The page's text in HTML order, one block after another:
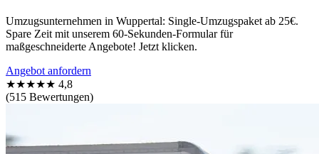
Umzugsunternehmen in Wuppertal: Single-Umzugspaket ab 25€.
Spare Zeit mit unserem 60-Sekunden-Formular für
maßgeschneiderte Angebote! Jetzt klicken.
Angebot anfordern
★★★★★ 4,8
(515 Bewertungen)